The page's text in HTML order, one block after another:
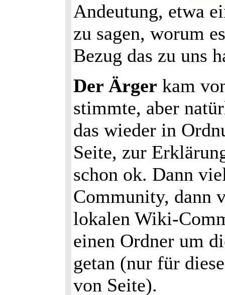
Andeutung, etwa
zu sagen, worum
Bezug das zu uns
Der Ärger kam
stimmte, aber
das wieder in
Seite, zur
schon ok. Dann
Community, dann
lokalen Wiki-
einen Ordner um
getan (nur für
von Seite).